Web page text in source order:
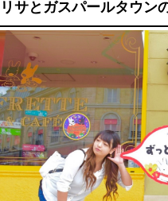
リサとガスパールタウン